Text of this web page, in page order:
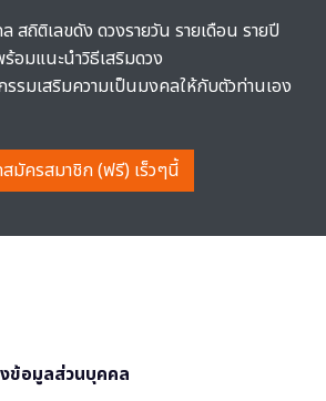
สถิติเลขดัง ดวงรายวัน รายเดือน รายปี
อมแนะนำวิธีเสริมดวง
รมเสริมความเป็นมงคลให้กับตัวท่านเอง
สมัครสมาชิก (ฟรี) เร็วๆนี้
ข้อมูลส่วนบุคคล